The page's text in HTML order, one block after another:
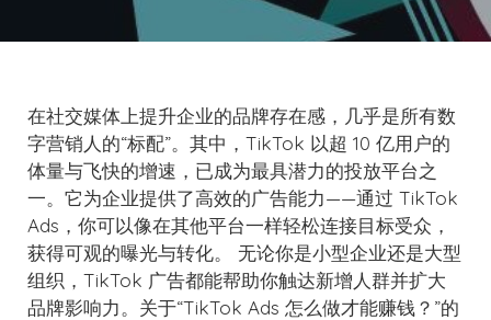
在社交媒体上提升企业的品牌存在感，几乎是所有数
字营销人的“标配”。其中，TikTok 以超 10 亿用户的
体量与飞快的增速，已成为最具潜力的投放平台之
一。它为企业提供了高效的广告能力——通过 TikTok
Ads，你可以像在其他平台一样轻松连接目标受众，
获得可观的曝光与转化。 无论你是小型企业还是大型
组织，TikTok 广告都能帮助你触达新增人群并扩大
品牌影响力。关于“TikTok Ads 怎么做才能赚钱？”的